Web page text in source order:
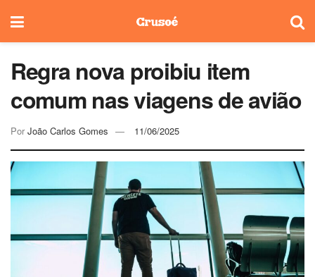
Regra nova proibiu item
comum nas viagens de avião
Por João Carlos Gomes 11/06/2025